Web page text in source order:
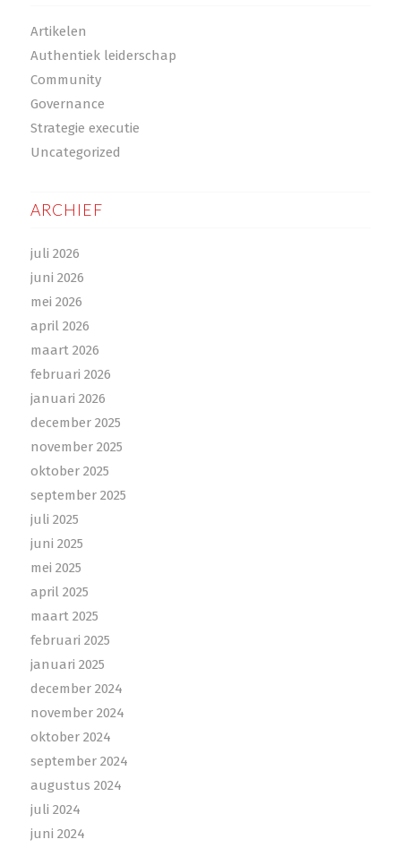
Artikelen
Authentiek leiderschap
Community
Governance
Strategie executie
Uncategorized
ARCHIEF
juli 2026
juni 2026
mei 2026
april 2026
maart 2026
februari 2026
januari 2026
december 2025
november 2025
oktober 2025
september 2025
juli 2025
juni 2025
mei 2025
april 2025
maart 2025
februari 2025
januari 2025
december 2024
november 2024
oktober 2024
september 2024
augustus 2024
juli 2024
juni 2024